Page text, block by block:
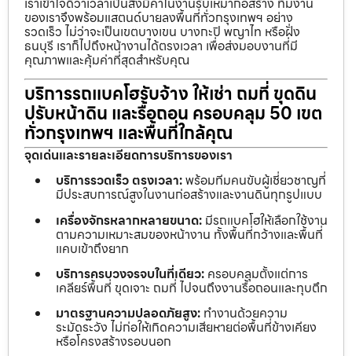
ของเราจึงพร้อมแสตนด์บายลงพื้นที่ทั่วกรุงเทพฯ อย่าง
รวดเร็ว ไม่ว่าจะเป็นเขตบางเขน บางกะปิ พญาไท หรือฝั่ง
ธนบุรี เราก็ไปถึงหน้างานได้ตรงเวลา เพื่อส่งมอบงานที่มี
คุณภาพและคุ้มค่าที่สุดสำหรับคุณ
บริการรถแบคโฮรับจ้าง ให้เช่า ถมที่ ขุดดิน
ปรับหน้าดิน และรื้อถอน ครอบคลุม 50 เขต
ทั่วกรุงเทพฯ และพื้นที่ใกล้คุณ
จุดเด่นและรายละเอียดการบริการของเรา
บริการรวดเร็ว ตรงเวลา:พร้อมทีมคนขับผู้เชี่ยวชาญที่
มีประสบการณ์สูงในงานก่อสร้างและงานดินทุกรูปแบบ
เครื่องจักรหลากหลายขนาด: มีรถแบคโฮให้เลือกใช้งาน
ตามความเหมาะสมของหน้างาน ทั้งพื้นที่กว้างและพื้นที่
แคบเข้าถึงยาก
บริการครบวงจรจบในที่เดียว: ครอบคลุมตั้งแต่การ
เคลียร์พื้นที่ ขุดเจาะ ถมที่ ไปจนถึงงานรื้อถอนและทุบตึก
มาตรฐานความปลอดภัยสูง: ทำงานด้วยความ
ระมัดระวัง ไม่ก่อให้เกิดความเสียหายต่อพื้นที่ข้างเคียง
หรือโครงสร้างรอบนอก